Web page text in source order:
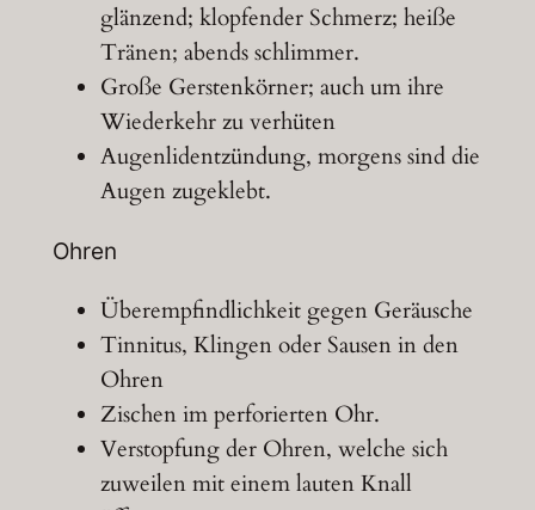
glänzend; klopfender Schmerz; heiße
Tränen; abends schlimmer.
Große Gerstenkörner; auch um ihre
Wiederkehr zu verhüten
Augenlidentzündung, morgens sind die
Augen zugeklebt.
Ohren
Überempfindlichkeit gegen Geräusche
Tinnitus, Klingen oder Sausen in den
Ohren
Zischen im perforierten Ohr.
Verstopfung der Ohren, welche sich
zuweilen mit einem lauten Knall